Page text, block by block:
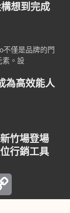
想到完成
不僅是品牌的門
素。設
為高效能人
竹場登場
行銷工具